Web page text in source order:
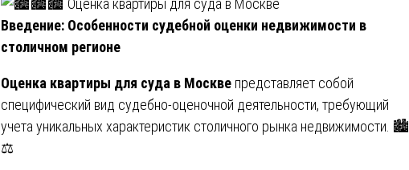
Введение: Особенности судебной оценки недвижимости в
столичном регионе
Оценка квартиры для суда в Москве представляет собой
специфический вид судебно-оценочной деятельности, требующий
учета уникальных характеристик столичного рынка недвижимости. 🏙️
⚖️